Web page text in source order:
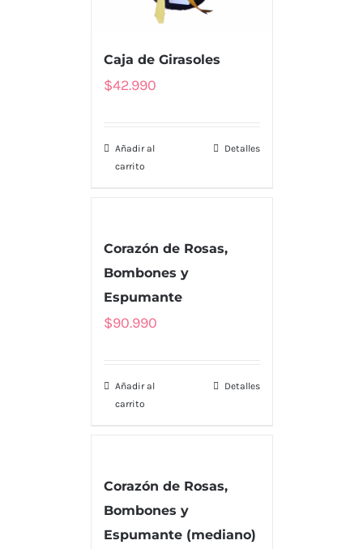
Caja de Girasoles
$42.990
Añadir al
carrito
Detalles
Corazón de Rosas,
Bombones y
Espumante
$90.990
Añadir al
carrito
Detalles
Corazón de Rosas,
Bombones y
Espumante (mediano)